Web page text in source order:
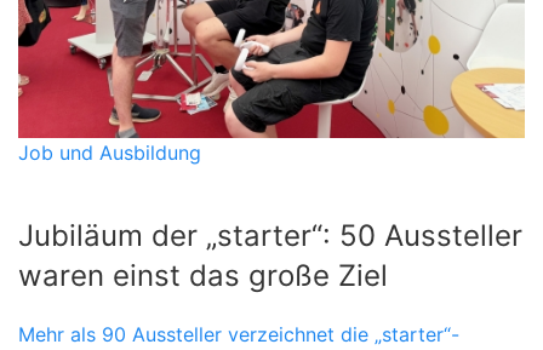
Job und Ausbildung
Jubiläum der „starter“: 50 Aussteller
waren einst das große Ziel
Mehr als 90 Aussteller verzeichnet die „starter“-